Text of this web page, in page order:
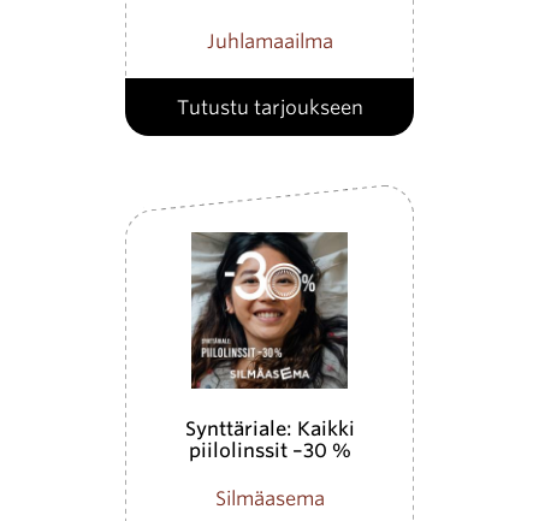
Juhlamaailma
Tutustu tarjoukseen
Synttäriale: Kaikki
piilolinssit –30 %
Silmäasema